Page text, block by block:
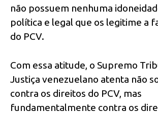
não possuem nenhuma
política e legal que os legitime a
do PCV.
Com essa atitude, o Supremo
Justiça venezuelano atenta não
contra os direitos do PCV, mas
fundamentalmente contra os